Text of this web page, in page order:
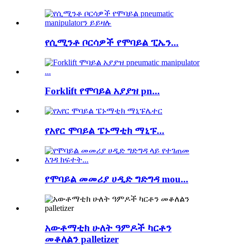
የሲሚንቶ ቦርሳዎች የሞባይል ፒኤን...
Forklift የሞባይል አያያዝ pn...
የአየር ሞባይል ፔኑማቲክ ማኒፑ...
የሞባይል መመሪያ ሀዲድ ግድግዳ mou...
አውቶማቲክ ሁለት ዓምዶች ካርቶን
መቆለልን palletizer